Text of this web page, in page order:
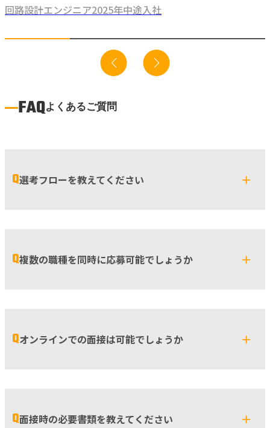
回路設計エンジニア2025年中途入社
FAQよくあるご質問
Q選考フローを教えてください ＋
Q複数の職種を同時に応募可能でしょうか ＋
Qオンラインでの面接は可能でしょうか ＋
Q面接時の必要書類を教えてください ＋